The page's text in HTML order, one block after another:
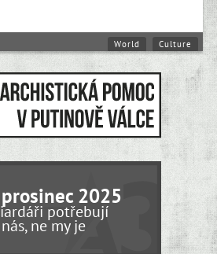
Marcos, Ejército Zapatista de Liberación
World Culture
2025
potřebují
nás, ne my je